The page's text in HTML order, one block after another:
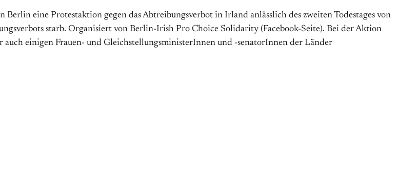
eine Protestaktion gegen das Abtreibungsverbot in Irland anlässlich des zweiten Todestages von
starb. Organisiert von Berlin-Irish Pro Choice Solidarity (Facebook-Seite). Bei der Aktion
auch einigen Frauen- und GleichstellungsministerInnen und -senatorInnen der Länder